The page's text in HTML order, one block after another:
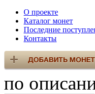
О проекте
Каталог монет
Последние
Контакты
по